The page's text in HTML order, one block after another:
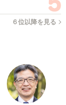
との違いをシ
考えていまし
自体がキャッ
親が子どもに
誹謗中傷」の
６位以降を見る